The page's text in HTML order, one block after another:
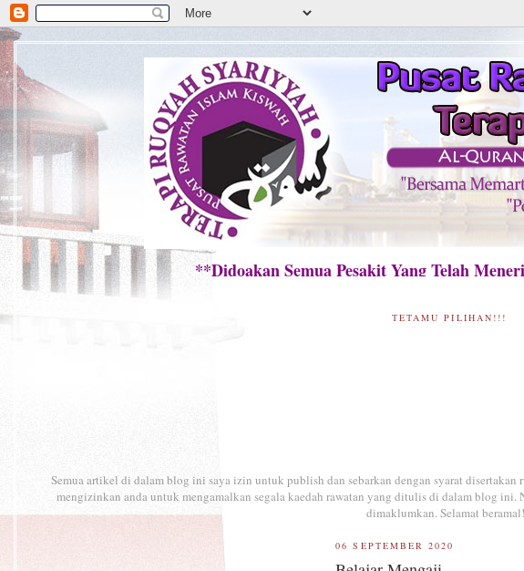
**Didoakan Semua Pesakit Yang Telah Menerima
TETAMU PILIHAN!!!
Semua artikel di dalam blog ini saya izin untuk publish dan sebarkan dengan syarat
mengizinkan anda untuk mengamalkan segala kaedah rawatan yang ditulis di dalam blog
dimaklumkan. Selamat
06 SEPTEMBER 2020